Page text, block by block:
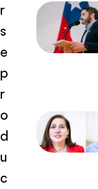
r
s
e
p
r
o
d
u
c